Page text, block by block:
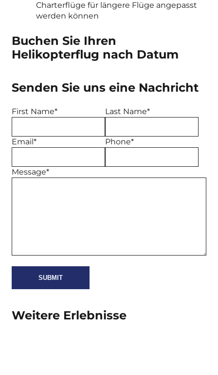
Charterflüge für längere Flüge angepasst
werden können
Buchen Sie Ihren
Helikopterflug nach Datum
Senden Sie uns eine Nachricht
First Name* Last Name*
Email* Phone*
Message*
Weitere Erlebnisse